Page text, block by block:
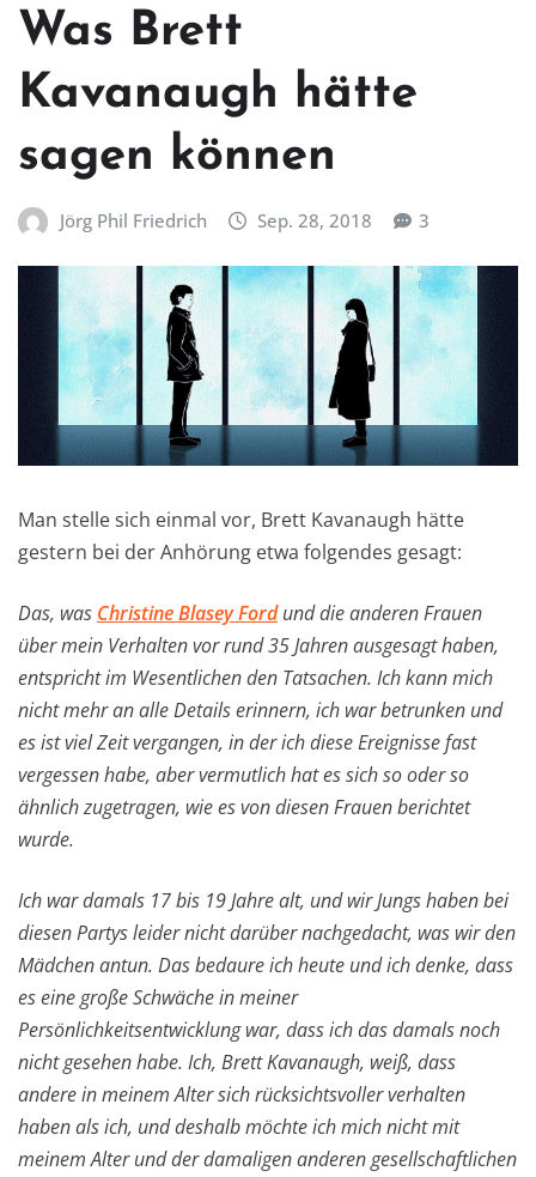
Was Brett
Kavanaugh hätte
sagen können
Jörg Phil Friedrich Sep. 28, 2018 3
Man stelle sich einmal vor, Brett Kavanaugh hätte
gestern bei der Anhörung etwa folgendes gesagt:
Das, was Christine Blasey Fordund die anderen Frauen
über mein Verhalten vor rund 35 Jahren ausgesagt haben,
entspricht im Wesentlichen den Tatsachen. Ich kann mich
nicht mehr an alle Details erinnern, ich war betrunken und
es ist viel Zeit vergangen, in der ich diese Ereignisse fast
vergessen habe, aber vermutlich hat es sich so oder so
ähnlich zugetragen, wie es von diesen Frauen berichtet
wurde.
Ich war damals 17 bis 19 Jahre alt, und wir Jungs haben bei
diesen Partys leider nicht darüber nachgedacht, was wir den
Mädchen antun. Das bedaure ich heute und ich denke, dass
es eine große Schwäche in meiner
Persönlichkeitsentwicklung war, dass ich das damals noch
nicht gesehen habe. Ich, Brett Kavanaugh, weiß, dass
andere in meinem Alter sich rücksichtsvoller verhalten
haben als ich, und deshalb möchte ich mich nicht mit
meinem Alter und der damaligen anderen gesellschaftlichen